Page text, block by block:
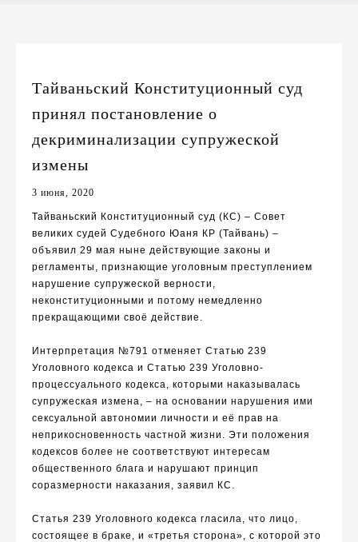
Тайваньский Конституционный суд
принял постановление о
декриминализации супружеской
измены
3 июня, 2020
Тайваньский Конституционный суд (КС) – Совет
великих судей Судебного Юаня КР (Тайвань) –
объявил 29 мая ныне действующие законы и
регламенты, признающие уголовным преступлением
нарушение супружеской верности,
неконституционными и потому немедленно
прекращающими своё действие.
Интерпретация №791 отменяет Статью 239
Уголовного кодекса и Статью 239 Уголовно-
процессуального кодекса, которыми наказывалась
супружеская измена, – на основании нарушения ими
сексуальной автономии личности и её прав на
неприкосновенность частной жизни. Эти положения
кодексов более не соответствуют интересам
общественного блага и нарушают принцип
соразмерности наказания, заявил КС.
Статья 239 Уголовного кодекса гласила, что лицо,
состоящее в браке, и «третья сторона», с которой это